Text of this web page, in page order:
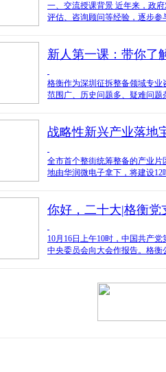
一、交流授课背景 近年来，政
评估、咨询顾问等经验，逐步
新人第一课：带你了
格衡作为深圳征拆整备领域专
范围广、历史问题多、疑难问
战略性新兴产业落地
全市首个整街统筹整备的产业
地由华润微电子拿下，将建设12
你好，二十大|格衡
10月16日上午10时，中国共产
中央委员会向大会作报告。格